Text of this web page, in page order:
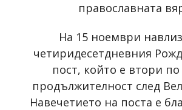
православната
На 15 ноември
четиридесетдневния
пост, който е втори по
продължителност след
Навечетието на поста е